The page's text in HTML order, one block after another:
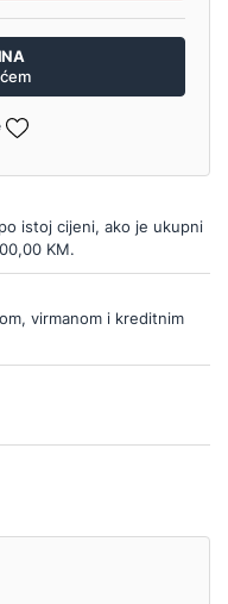
istoj cijeni, ako je ukupni
KM.
virmanom i kreditnim